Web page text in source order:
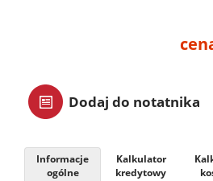
Dodaj do notatnika
Informacje
ogólne
Kalkulator
kredytowy